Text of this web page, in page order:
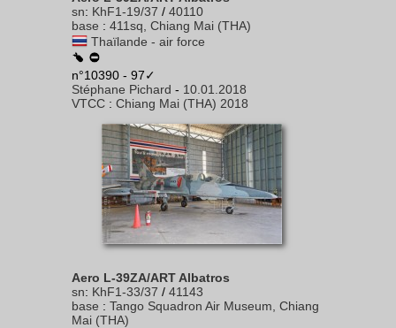
sn: KhF1-19/37 / 40110
base : 411sq, Chiang Mai (THA)
Thaïlande - air force
n°10390 - 97✓
Stéphane Pichard - 10.01.2018
VTCC : Chiang Mai (THA) 2018
Aero L-39ZA/ART Albatros
sn: KhF1-33/37 / 41143
base : Tango Squadron Air Museum, Chiang
Mai (THA)